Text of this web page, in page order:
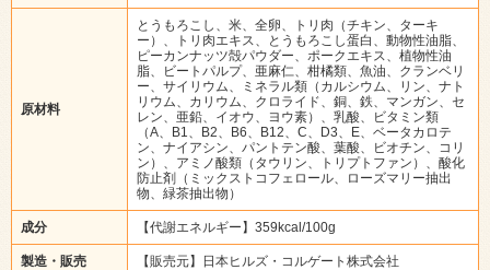
原材料
とうもろこし、米、全卵、トリ肉（チキン、ターキ
ー）、トリ肉エキス、とうもろこし蛋白、動物性油脂、
ピーカンナッツ殻パウダー、ポークエキス、植物性油
脂、ビートパルプ、亜麻仁、柑橘類、魚油、クランベリ
ー、サイリウム、ミネラル類（カルシウム、リン、ナト
リウム、カリウム、クロライド、銅、鉄、マンガン、セ
レン、亜鉛、イオウ、ヨウ素）、乳酸、ビタミン類
（A、B1、B2、B6、B12、C、D3、E、ベータカロテ
ン、ナイアシン、パントテン酸、葉酸、ビオチン、コリ
ン）、アミノ酸類（タウリン、トリプトファン）、酸化
防止剤（ミックストコフェロール、ローズマリー抽出
物、緑茶抽出物）
成分 【代謝エネルギー】359kcal/100g
製造・販売 【販売元】日本ヒルズ・コルゲート株式会社